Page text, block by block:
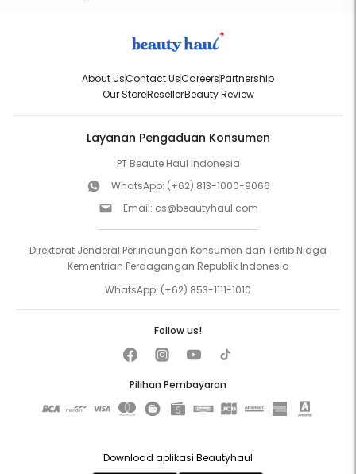
About UsContact UsCareersPartnership
Our StoreResellerBeauty Review
Layanan Pengaduan Konsumen
PT Beaute Haul Indonesia
WhatsApp: (+62) 813-1000-9066
Email: cs@beautyhaul.com
Direktorat Jenderal Perlindungan Konsumen dan Tertib Niaga
Kementrian Perdagangan Republik Indonesia
WhatsApp: (+62) 853-1111-1010
Pilihan Pembayaran
Follow us!
Download aplikasi Beautyhaul